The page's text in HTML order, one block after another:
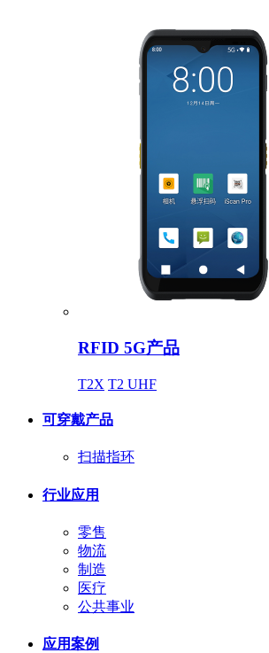
RFID 5G产品
T2X T2 UHF
可穿戴产品
扫描指环
行业应用
零售
物流
制造
医疗
公共事业
应用案例